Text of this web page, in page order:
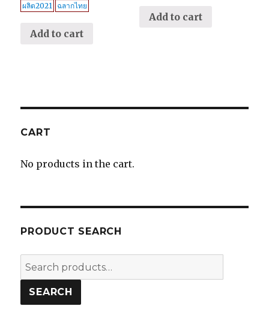
ผลิต2021 ฉลากไทย
Add to cart
Add to cart
CART
No products in the cart.
PRODUCT SEARCH
Search
for:
SEARCH